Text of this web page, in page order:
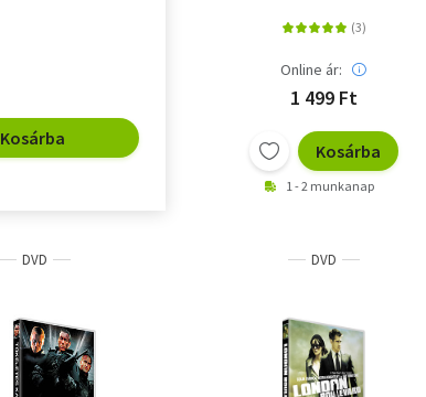
Kosárba
Online ár:
1 499 Ft
Kosárba
1 - 2 munkanap
DVD DVD